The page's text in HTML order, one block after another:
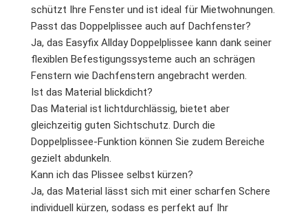
schützt Ihre Fenster und ist ideal für Mietwohnungen.
Passt das Doppelplissee auch auf Dachfenster?
Ja, das Easyfix Allday Doppelplissee kann dank seiner
flexiblen Befestigungssysteme auch an schrägen
Fenstern wie Dachfenstern angebracht werden.
Ist das Material blickdicht?
Das Material ist lichtdurchlässig, bietet aber
gleichzeitig guten Sichtschutz. Durch die
Doppelplissee-Funktion können Sie zudem Bereiche
gezielt abdunkeln.
Kann ich das Plissee selbst kürzen?
Ja, das Material lässt sich mit einer scharfen Schere
individuell kürzen, sodass es perfekt auf Ihr